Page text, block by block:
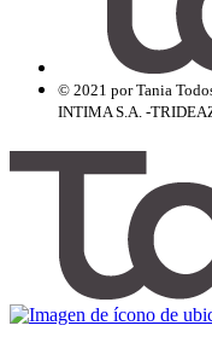
© 2021 por Tania
INTIMA S.A. -